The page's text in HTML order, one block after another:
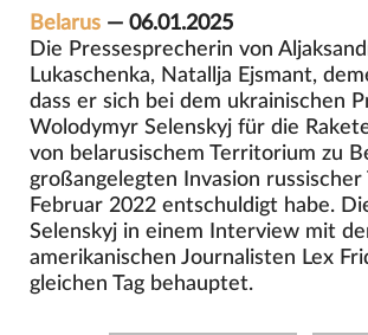
Belarus— 06.01.2025
Die Pressesprecherin von
Lukaschenka, Natallja Ejsmant,
dass er sich bei dem ukrainischen
Wolodymyr Selenskyj für die
von belarusischem Territorium zu
großangelegten Invasion russischer
Februar 2022 entschuldigt habe.
Selenskyj in einem Interview mit
amerikanischen Journalisten Lex
gleichen Tag behauptet.